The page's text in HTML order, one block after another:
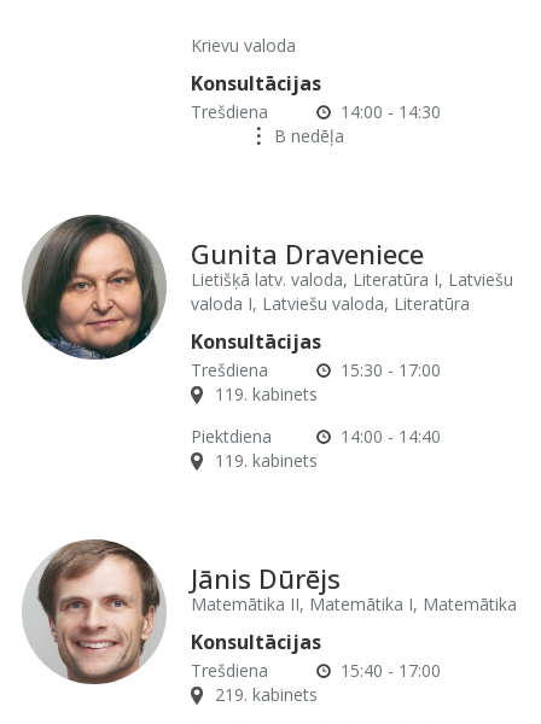
Krievu valoda
Konsultācijas
Trešdiena
14:00 - 14:30
B nedēļa
Gunita Draveniece
Lietišķā latv. valoda, Literatūra I, Latviešu
valoda I, Latviešu valoda, Literatūra
Konsultācijas
Trešdiena
15:30 - 17:00
119. kabinets
Piektdiena
14:00 - 14:40
119. kabinets
Jānis Dūrējs
Matemātika II, Matemātika I, Matemātika
Konsultācijas
Trešdiena
15:40 - 17:00
219. kabinets